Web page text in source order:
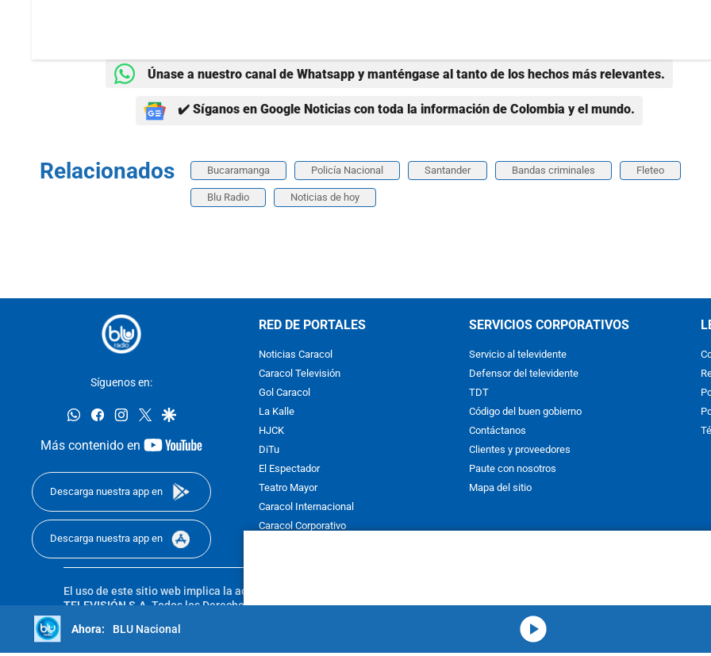
Únase a nuestro canal de Whatsapp y manténgase al tanto de los hechos más relevantes.
✔️ Síganos en Google Noticias con toda la información de Colombia y el mundo.
Relacionados Bucaramanga Policía Nacional Santander Bandas criminales Fleteo
Blu Radio Noticias de hoy
Síguenos en:
whatsappfacebookinstagram
twittergoogle
Más contenido en
youtube-
Descarga nuestra app en
Descarga nuestra app en
RED DE PORTALES
Noticias Caracol
Caracol Televisión
Gol Caracol
La Kalle
HJCK
DiTu
El Espectador
Teatro Mayor
Caracol Internacional
Caracol Corporativo
SERVICIOS CORPORATIVOS
Servicio al televidente
Defensor del televidente
TDT
Código del buen gobierno
Contáctanos
Clientes y proveedores
Paute con nosotros
Mapa del sitio
El uso de este sitio web implica la aceptación de los
TELEVISIÓN S.A.Todos los Derechos Reservados D.R.A. Prohibida su reproducción total o parcial, así como su traducción a
sin autorización escrita de su titular. Reproduction in whole or in part, or translation without written permission is prohibited. All
reserved 2025.BLU Nacional